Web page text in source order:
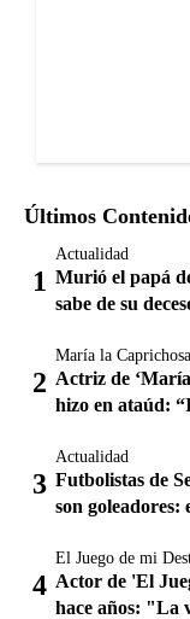
Últimos
Actualidad
Murió el papá
sabe de su
María la Caprichosa
Actriz de
hizo en ataúd:
Actualidad
Futbolistas de
son goleadores:
El Juego de mi
Actor de 'El
hace años: "La